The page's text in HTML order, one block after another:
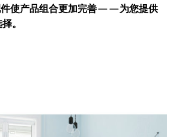
件使产品组合更加完善——为您提供
。